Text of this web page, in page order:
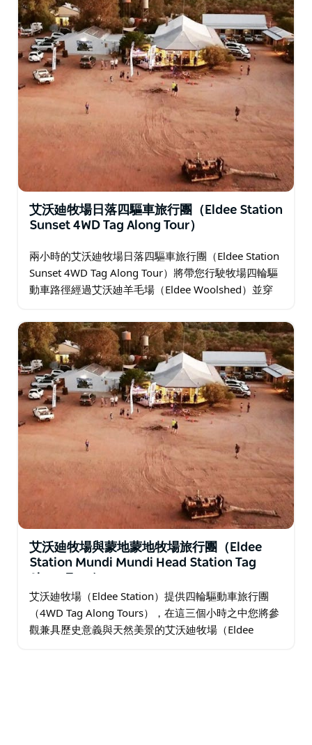
艾沃廸牧場日落四驅車旅行團（Eldee Station
Sunset 4WD Tag Along Tour）
兩小時的艾沃廸牧場日落四驅車旅行團（Eldee Station
Sunset 4WD Tag Along Tour）將帶您行駛牧場四輪驅
動車路徑經過艾沃廸羊毛場（Eldee Woolshed）並穿
艾沃廸牧場與蒙地蒙地牧場旅行團（Eldee
Station Mundi Mundi Head Station Tag
艾沃廸牧場（Eldee Station）提供四輪驅動車旅行團
（4WD Tag Along Tours），在這三個小時之中您將參
觀兼具歷史意義與天然美景的艾沃廸牧場（Eldee